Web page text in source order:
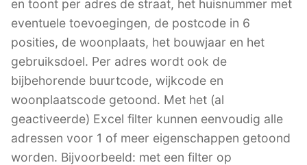
en toont per adres de straat, het huisnummer met
eventuele toevoegingen, de postcode in 6
posities, de woonplaats, het bouwjaar en het
gebruiksdoel. Per adres wordt ook de
bijbehorende buurtcode, wijkcode en
woonplaatscode getoond. Met het (al
geactiveerde) Excel filter kunnen eenvoudig alle
adressen voor 1 of meer eigenschappen getoond
worden. Bijvoorbeeld: met een filter op